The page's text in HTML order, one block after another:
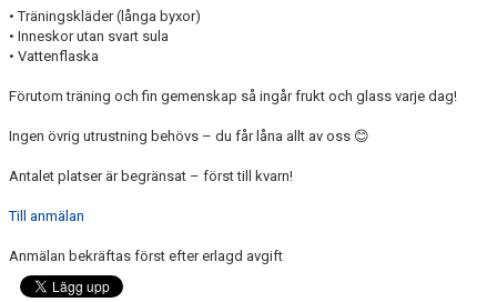
MEDLEMSAVGIFT
SKOLIDROTT
TRYGG IDROTT
• Träningskläder (långa byxor)
• Inneskor utan svart sula
• Vattenflaska
Förutom träning och fin gemenskap så ingår frukt och glass varje dag!
Ingen övrig utrustning behövs – du får låna allt av oss 😊
Antalet platser är begränsat – först till kvarn!
Till anmälan
Anmälan bekräftas först efter erlagd avgift